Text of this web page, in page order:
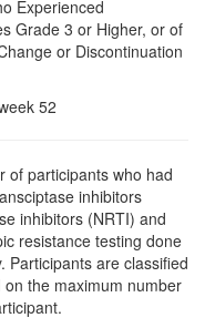
Experienced
Grade 3 or Higher, or of
or Discontinuation
52
of participants who had
inhibitors
inhibitors (NRTI) and
resistance testing done
Participants are classified
the maximum number